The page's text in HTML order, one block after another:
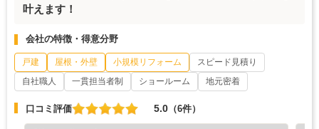
叶えます！
会社の特徴・得意分野
戸建 屋根・外壁 小規模リフォーム
スピード見積り
自社職人
一貫担当者制 ショールーム 地元密着
口コミ評価 5.0 （6件）